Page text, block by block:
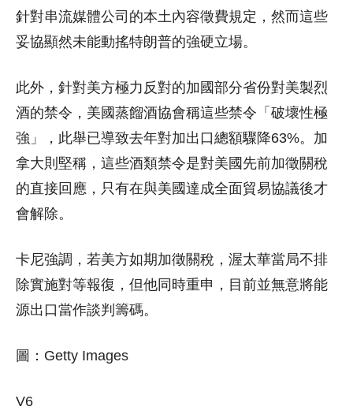
針對串流媒體公司的本土內容徵費規定，然而這些
妥協顯然未能動搖特朗普的強硬立場。
此外，針對美方極力反對的加國部分省份對美製烈
酒的禁令，美國蒸餾酒協會稱這些禁令「破壞性極
強」，此舉已導致去年對加出口總額驟降63%。加
拿大則堅稱，這些酒類禁令是對美國先前加徵關稅
的直接回應，只有在與美國達成全面貿易協議後才
會解除。
卡尼強調，若美方如期加徵關稅，渥太華當局不排
除實施對等報復，但他同時重申，目前並無意將能
源出口當作談判籌碼。
圖：Getty Images
V6